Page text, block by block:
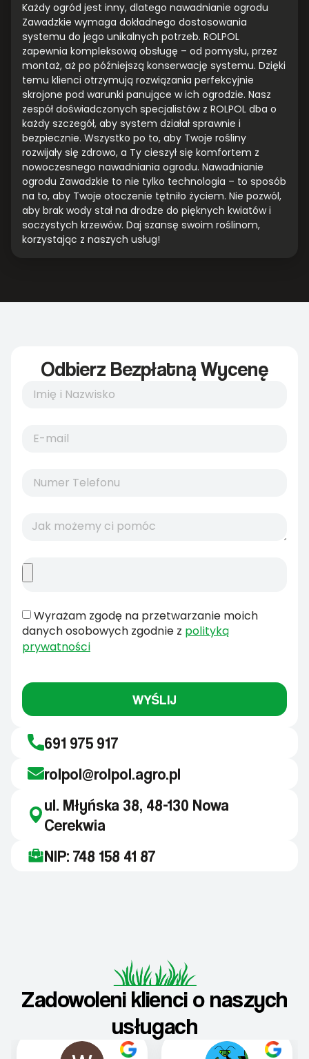
Każdy ogród jest inny, dlatego nawadnianie ogrodu
Zawadzkie wymaga dokładnego dostosowania
systemu do jego unikalnych potrzeb. ROLPOL
zapewnia kompleksową obsługę – od pomysłu, przez
montaż, aż po późniejszą konserwację systemu. Dzięki
temu klienci otrzymują rozwiązania perfekcyjnie
skrojone pod warunki panujące w ich ogrodzie. Nasz
zespół doświadczonych specjalistów z ROLPOL dba o
każdy szczegół, aby system działał sprawnie i
bezpiecznie. Wszystko po to, aby Twoje rośliny
rozwijały się zdrowo, a Ty cieszył się komfortem z
nowoczesnego nawadniania ogrodu. Nawadnianie
ogrodu Zawadzkie to nie tylko technologia – to sposób
na to, aby Twoje otoczenie tętniło życiem. Nie pozwól,
aby brak wody stał na drodze do pięknych kwiatów i
soczystych krzewów. Daj szansę swoim roślinom,
korzystając z naszych usług!
Odbierz Bezpłatną Wycenę
Wyrażam zgodę na przetwarzanie moich
danych osobowych zgodnie z polityką
prywatności
WYŚLIJ
691 975 917
rolpol@rolpol.agro.pl
ul. Młyńska 38, 48-130 Nowa
Cerekwia
NIP: 748 158 41 87
Zadowoleni klienci o naszych
usługach